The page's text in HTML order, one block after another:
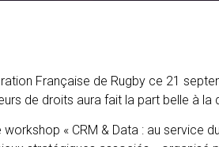
Française de Rugby ce 21
de droits aura fait la part belle à la
workshop « CRM & Data : au service